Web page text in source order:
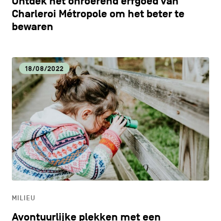
Charleroi Métropole om het beter te
bewaren
18/08/2022
MILIEU
Avontuurlijke plekken met een